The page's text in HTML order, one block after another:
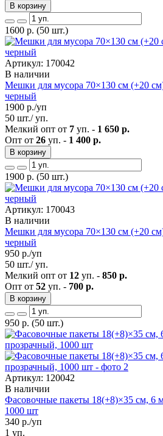
В корзину
1600 р. (50 шт.)
Артикул: 170042
В наличии
Мешки для мусора 70×130 см (+20
черный
1900 р./уп
50 шт./ уп.
Мелкий опт от 7 уп. - 1 650 р.
Опт от 26 уп. - 1 400 р.
В корзину
1900 р. (50 шт.)
Артикул: 170043
В наличии
Мешки для мусора 70×130 см (+20
черный
950 р./уп
50 шт./ уп.
Мелкий опт от 12 уп. - 850 р.
Опт от 52 уп. - 700 р.
В корзину
950 р. (50 шт.)
Артикул: 120042
В наличии
Фасовочные пакеты 18(+8)×35 см,
1000 шт
340 р./уп
1 уп.